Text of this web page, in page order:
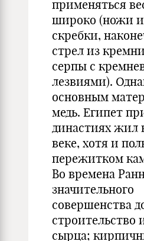
применяться
широко (ножи
скребки,
стрел из
серпы с
лезвиями).
основным
медь. Египет
династиях жил
веке, хотя и
пережитком
Во времена
значительного
совершенства
строительство
сырца;